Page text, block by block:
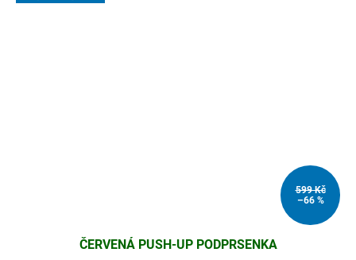
599 Kč
–66 %
ČERVENÁ PUSH-UP PODPRSENKA